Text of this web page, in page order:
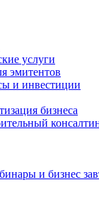
услуги
эмитентов
и инвестиции
бизнеса
и бизнес